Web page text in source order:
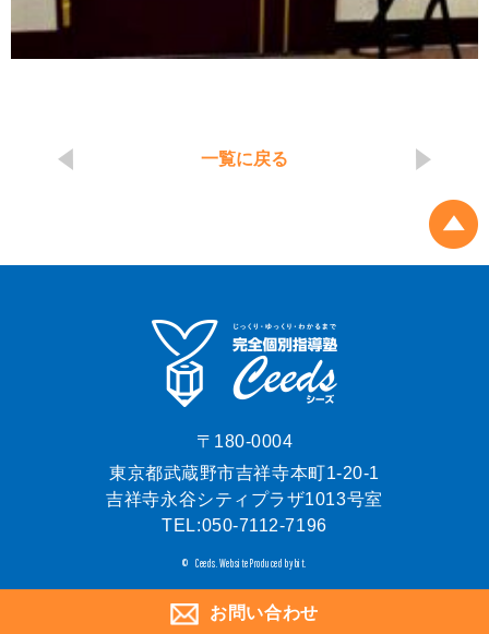
一覧に戻る
〒180-0004
東京都武蔵野市吉祥寺本町1-20-1
吉祥寺永谷シティプラザ1013号室
TEL:050-7112-7196
お問い合わせ
© Ceeds. Website Produced by bit.